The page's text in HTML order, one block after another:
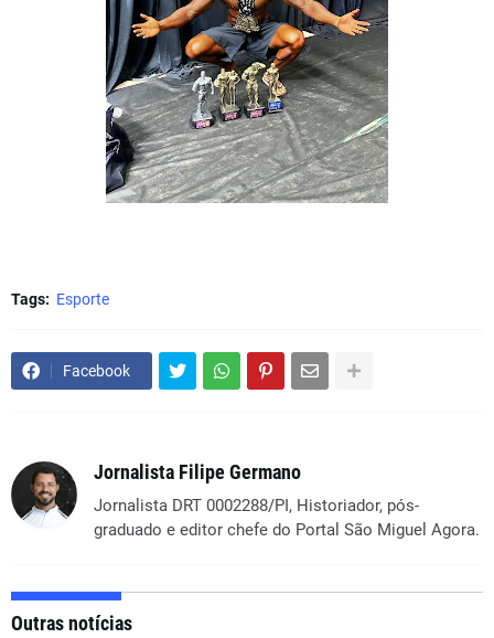
Tags: Esporte
Facebook
Jornalista Filipe Germano
Jornalista DRT 0002288/PI, Historiador, pós-
graduado e editor chefe do Portal São Miguel Agora.
Outras notícias